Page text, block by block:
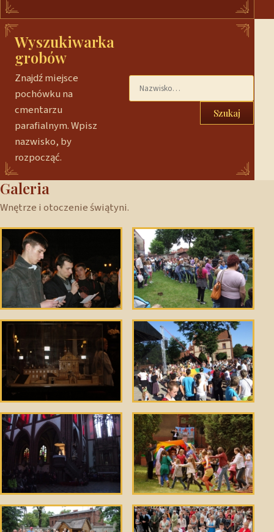
Wyszukiwarka
grobów
Znajdź miejsce
pochówku na
cmentarzu
parafialnym. Wpisz
nazwisko, by
rozpocząć.
Szukaj
Galeria
Wnętrze i otoczenie świątyni.